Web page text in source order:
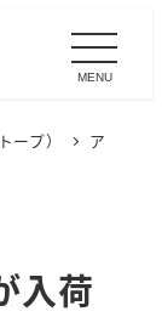
MENU
プ）
ア
入荷